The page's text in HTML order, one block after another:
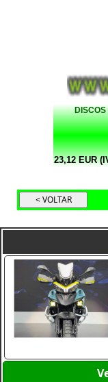
23,12 EUR